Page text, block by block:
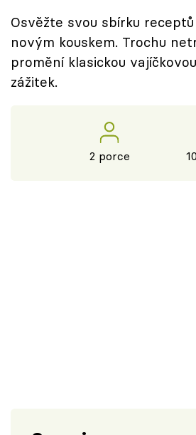
Sledujte prima+
Přihlášení
Osvěžte svou sbírku
novým kouskem. Trochu
promění klasickou
zážitek.
2 porce